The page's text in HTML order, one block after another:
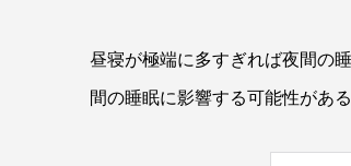
昼寝が極端に多すぎれば夜間の
間の睡眠に影響する可能性があ